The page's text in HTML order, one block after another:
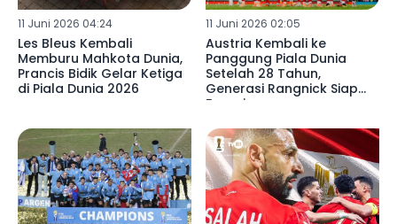
11 Juni 2026 04:24
Les Bleus Kembali
Memburu Mahkota Dunia,
Prancis Bidik Gelar Ketiga
di Piala Dunia 2026
11 Juni 2026 02:05
Austria Kembali ke
Panggung Piala Dunia
Setelah 28 Tahun,
Generasi Rangnick Siap
Bersaing